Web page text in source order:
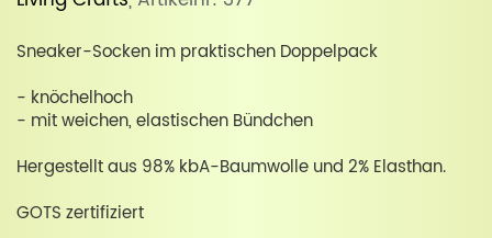
Sneaker-Socken im praktischen Doppelpack
- knöchelhoch
- mit weichen, elastischen Bündchen
Hergestellt aus 98% kbA-Baumwolle und 2% Elasthan.
GOTS zertifiziert